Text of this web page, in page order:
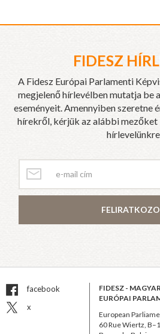
FIDESZ
A Fidesz Európai Parlamenti
megjelenő hírlevélben mutatja be
eseményeit. Amennyiben szeretne
hírekről, kérjük az alábbi
facebook
x
FIDESZ -
EURÓPAI
European
60 Rue Wiertz,